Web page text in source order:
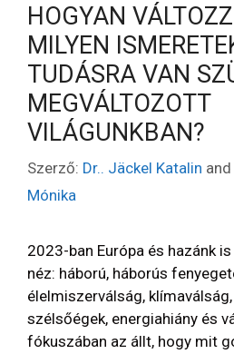
HOGYAN
MILYEN
TUDÁSRA VAN
MEGVÁLTOZOTT
VILÁGUNKBAN?
Szerző: Dr.. Jäckel Katalin and
Mónika
2023-ban Európa és hazánk
néz: háború, háborús
élelmiszerválság,
szélsőégek, energiahiány és
fókuszában az állt, hogy mit